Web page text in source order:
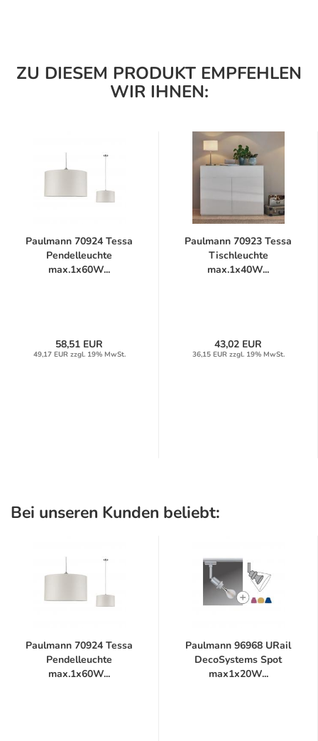
ZU DIESEM PRODUKT EMPFEHLEN
WIR IHNEN:
Paulmann 70924 Tessa
Pendelleuchte
max.1x60W...
58,51 EUR
49,17 EUR zzgl. 19% MwSt.
Paulmann 70923 Tessa
Tischleuchte
max.1x40W...
43,02 EUR
36,15 EUR zzgl. 19% MwSt.
Bei unseren Kunden beliebt:
Paulmann 70924 Tessa
Pendelleuchte
max.1x60W...
Paulmann 96968 URail
DecoSystems Spot
max1x20W...